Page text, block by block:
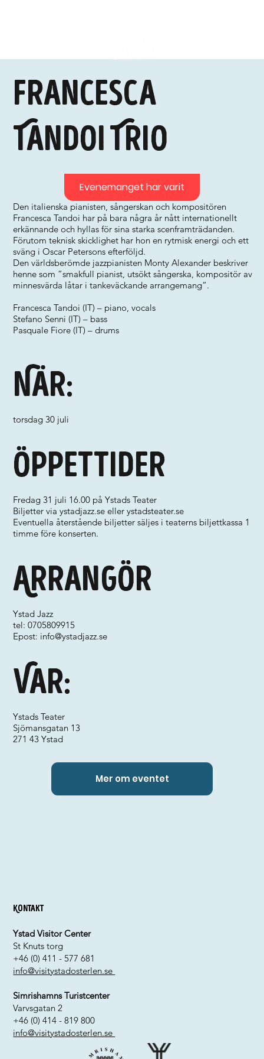
Francesca
Tandoi Trio
Den italienska pianisten, sångerskan och kompositören
Francesca Tandoi har på bara några år nått internationellt
erkännande och hyllas för sina starka scenframträdanden.
Förutom teknisk skicklighet har hon en rytmisk energi och ett
sväng i Oscar Petersons efterföljd.
Den världsberömde jazzpianisten Monty Alexander beskriver
henne som ”smakfull pianist, utsökt sångerska, kompositör av
minnesvärda låtar i tankeväckande arrangemang”.
Francesca Tandoi (IT) – piano, vocals
Stefano Senni (IT) – bass
Pasquale Fiore (IT) – drums
När:
torsdag 30 juli
Var:
Arrangör
Ystad Jazz
tel: 0705809915
Epost: info@ystadjazz.se
Ystads Teater
Sjömansgatan 13
271 43 Ystad
Öppettider
Fredag 31 juli 16.00 på Ystads Teater
Biljetter via ystadjazz.se eller ystadsteater.se
Eventuella återstående biljetter säljes i teaterns biljettkassa 1
timme före konserten.
Mer om eventet
Evenemanget har varit
Kontakt
Ystad Visitor Center
St Knuts torg
+46 (0) 411 - 577 681
info@visitystadosterlen.se
Simrishamns Turistcenter
Varvsgatan 2
+46 (0) 414 - 819 800
info@visitystadosterlen.se